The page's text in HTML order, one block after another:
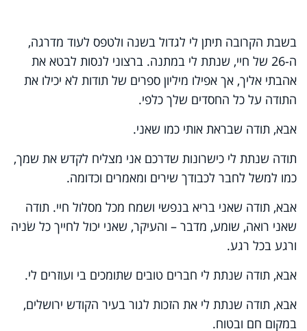
בשבת הקרובה תיתן לי לגדול בשנה ולטפס לעוד מדרגה,
ה-26 של חיי, שנתת לי במתנה. ברצוני לנסות לבטא את
אהבתי אליך, אך אפילו מיליון ספרים של תודות לא יכילו את
התודה על כל החסדים שלך כלפי.
אבא, תודה שבראת אותי כמו שאני.
תודה שנתת לי כישרונות שדרכם אני מצליח לקדש את שמך,
כמו למשל לחבר לכבודך שירים ומאמרים וכדומה.
אבא, תודה שאני בריא בנפשי ושמח מכל מסלול חיי. תודה
שאני רואה, שומע, מדבר – והעיקר, שאני יכול לחייך כל שׂניה
ורגע בכל רגע.
אבא, תודה שנתת לי חברים טובים שתומכים בי ועוזרים לי.
אבא, תודה שנתת לי את הזכות לגור בעיר הקודש ירושלים,
במקום חם ובטוח.